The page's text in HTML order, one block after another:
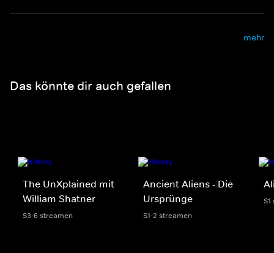
mehr
Das könnte dir auch gefallen
The UnXplained mit
William Shatner
S3-6 streamen
Ancient Aliens - Die
Ursprünge
S1-2 streamen